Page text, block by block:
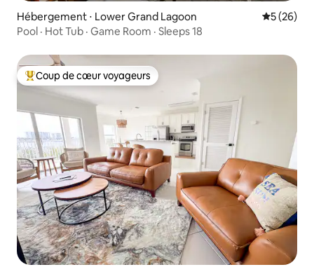
Hébergement ⋅ Lower Grand Lagoon
5 (26)
Pool · Hot Tub · Game Room · Sleeps 18
Coups de cœur voyageurs les plus appréciés
Coup de cœur voyageurs